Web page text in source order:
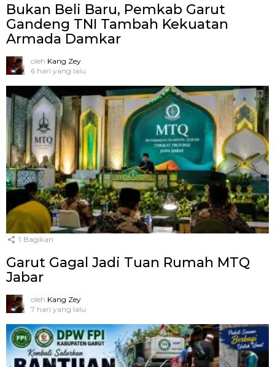
Bukan Beli Baru, Pemkab Garut
Gandeng TNI Tambah Kekuatan
Armada Damkar
oleh Kang Zey
6 hari yang lalu
1 Bagikan
Garut Gagal Jadi Tuan Rumah MTQ
Jabar
oleh Kang Zey
7 hari yang lalu